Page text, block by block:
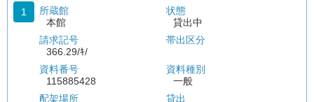
1
所蔵館
本館
請求記号
366.29/ｷ/
資料番号
115885428
配架場所
状態
貸出中
帯出区分
資料種別
一般
貸出